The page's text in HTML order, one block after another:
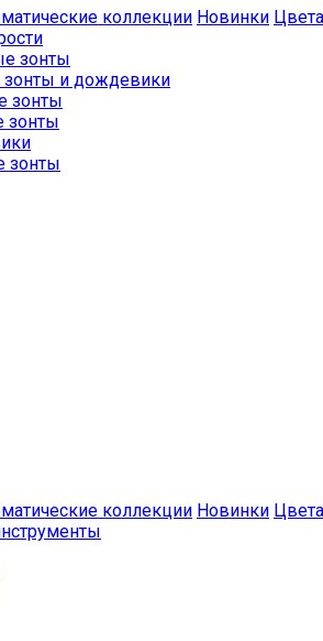
коллекции Новинки Цвета
зонты
зонты и дождевики
зонты
зонты
зонты
коллекции Новинки Цвета